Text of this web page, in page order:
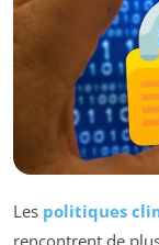
Les politiques
rencontrent de